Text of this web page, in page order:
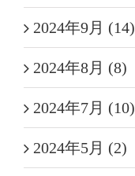
2024年9月 (14)
2024年8月 (8)
2024年7月 (10)
2024年5月 (2)